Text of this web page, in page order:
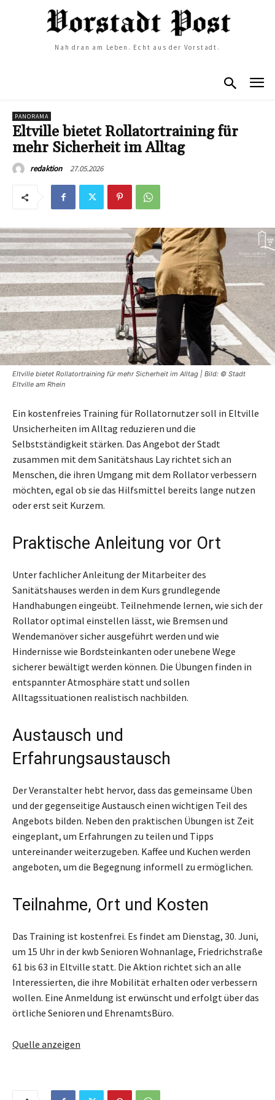
Nah dran am Leben. Echt aus der Vorstadt.
PANORAMA
Eltville bietet Rollatortraining für
mehr Sicherheit im Alltag
redaktion 27.05.2026
Eltville bietet Rollatortraining für mehr Sicherheit im Alltag | Bild: © Stadt
Eltville am Rhein
Ein kostenfreies Training für Rollatornutzer soll in Eltville
Unsicherheiten im Alltag reduzieren und die
Selbstständigkeit stärken. Das Angebot der Stadt
zusammen mit dem Sanitätshaus Lay richtet sich an
Menschen, die ihren Umgang mit dem Rollator verbessern
möchten, egal ob sie das Hilfsmittel bereits lange nutzen
oder erst seit Kurzem.
Praktische Anleitung vor Ort
Unter fachlicher Anleitung der Mitarbeiter des
Sanitätshauses werden in dem Kurs grundlegende
Handhabungen eingeübt. Teilnehmende lernen, wie sich der
Rollator optimal einstellen lässt, wie Bremsen und
Wendemanöver sicher ausgeführt werden und wie
Hindernisse wie Bordsteinkanten oder unebene Wege
sicherer bewältigt werden können. Die Übungen finden in
entspannter Atmosphäre statt und sollen
Alltagssituationen realistisch nachbilden.
Austausch und
Erfahrungsaustausch
Der Veranstalter hebt hervor, dass das gemeinsame Üben
und der gegenseitige Austausch einen wichtigen Teil des
Angebots bilden. Neben den praktischen Übungen ist Zeit
eingeplant, um Erfahrungen zu teilen und Tipps
untereinander weiterzugeben. Kaffee und Kuchen werden
angeboten, um die Begegnung informell zu ermöglichen.
Teilnahme, Ort und Kosten
Das Training ist kostenfrei. Es findet am Dienstag, 30. Juni,
um 15 Uhr in der kwb Senioren Wohnanlage, Friedrichstraße
61 bis 63 in Eltville statt. Die Aktion richtet sich an alle
Interessierten, die ihre Mobilität erhalten oder verbessern
wollen. Eine Anmeldung ist erwünscht und erfolgt über das
örtliche Senioren und EhrenamtsBüro.
Quelle anzeigen